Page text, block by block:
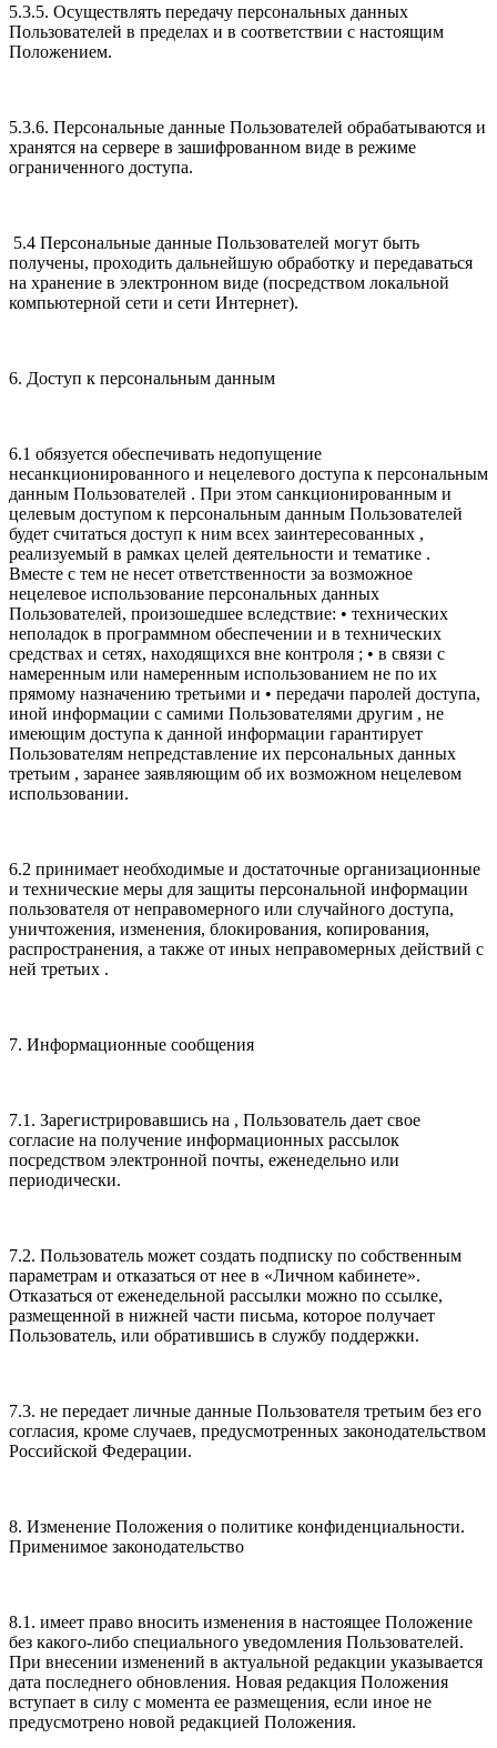
5.3.5. Осуществлять передачу персональных данных
Пользователей в пределах и в соответствии с настоящим
Положением.
5.3.6. Персональные данные Пользователей обрабатываются и
хранятся на сервере в зашифрованном виде в режиме
ограниченного доступа.
5.4 Персональные данные Пользователей могут быть
получены, проходить дальнейшую обработку и передаваться
на хранение в электронном виде (посредством локальной
компьютерной сети и сети Интернет).
6. Доступ к персональным данным
6.1 обязуется обеспечивать недопущение
несанкционированного и нецелевого доступа к персональным
данным Пользователей . При этом санкционированным и
целевым доступом к персональным данным Пользователей
будет считаться доступ к ним всех заинтересованных ,
реализуемый в рамках целей деятельности и тематике .
Вместе с тем не несет ответственности за возможное
нецелевое использование персональных данных
Пользователей, произошедшее вследствие: • технических
неполадок в программном обеспечении и в технических
средствах и сетях, находящихся вне контроля ; • в связи с
намеренным или намеренным использованием не по их
прямому назначению третьими и • передачи паролей доступа,
иной информации с самими Пользователями другим , не
имеющим доступа к данной информации гарантирует
Пользователям непредставление их персональных данных
третьим , заранее заявляющим об их возможном нецелевом
использовании.
6.2 принимает необходимые и достаточные организационные
и технические меры для защиты персональной информации
пользователя от неправомерного или случайного доступа,
уничтожения, изменения, блокирования, копирования,
распространения, а также от иных неправомерных действий с
ней третьих .
7. Информационные сообщения
7.1. Зарегистрировавшись на , Пользователь дает свое
согласие на получение информационных рассылок
посредством электронной почты, еженедельно или
периодически.
7.2. Пользователь может создать подписку по собственным
параметрам и отказаться от нее в «Личном кабинете».
Отказаться от еженедельной рассылки можно по ссылке,
размещенной в нижней части письма, которое получает
Пользователь, или обратившись в службу поддержки.
7.3. не передает личные данные Пользователя третьим без его
согласия, кроме случаев, предусмотренных законодательством
Российской Федерации.
8. Изменение Положения о политике конфиденциальности.
Применимое законодательство
8.1. имеет право вносить изменения в настоящее Положение
без какого-либо специального уведомления Пользователей.
При внесении изменений в актуальной редакции указывается
дата последнего обновления. Новая редакция Положения
вступает в силу с момента ее размещения, если иное не
предусмотрено новой редакцией Положения.